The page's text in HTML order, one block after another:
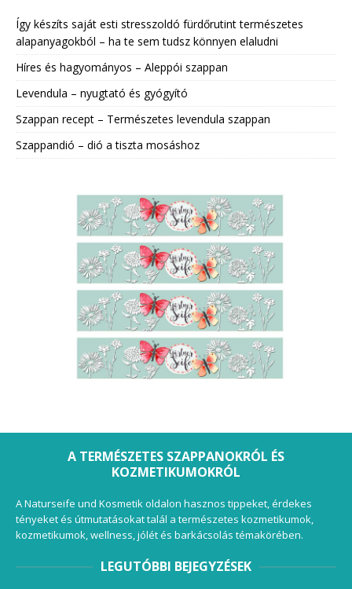
Így készíts saját esti stresszoldó fürdőrutint természetes
alapanyagokból – ha te sem tudsz könnyen elaludni
Híres és hagyományos – Aleppói szappan
Levendula – nyugtató és gyógyító
Szappan recept – Természetes levendula szappan
Szappandió – dió a tiszta mosáshoz
A TERMÉSZETES SZAPPANOKRÓL ÉS
KOZMETIKUMOKRÓL
A Naturseife und Kosmetik oldalon hasznos tippeket, érdekes
tényeket és útmutatásokat talál a természetes kozmetikumok,
kozmetikumok, wellness, jólét és barkácsolás témakörében.
LEGUTÓBBI BEJEGYZÉSEK